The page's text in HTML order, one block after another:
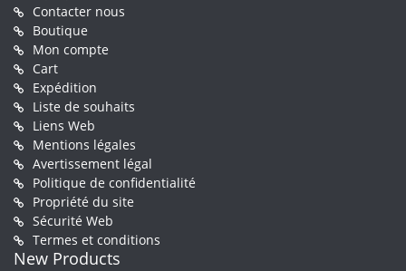
Contacter nous
Boutique
Mon compte
Cart
Expédition
Liste de souhaits
Liens Web
Mentions légales
Avertissement légal
Politique de confidentialité
Propriété du site
Sécurité Web
Termes et conditions
New Products